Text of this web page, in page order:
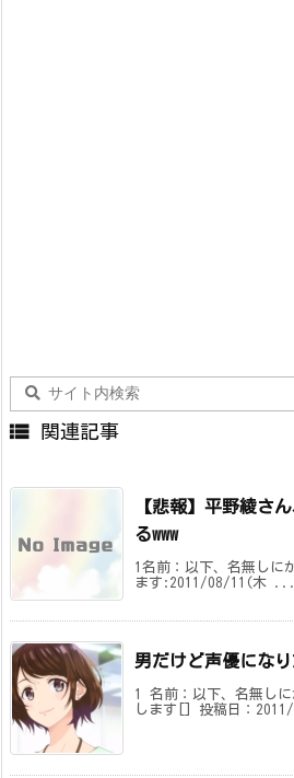
 関連記事
【悲報】平野綾さ
るwww
1名前：以下、名無しに
ます:2011/08/11(木 ...
男だけど声優にな
1 名前：以下、名無し
します[] 投稿日：